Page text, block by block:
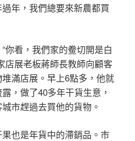
年，我們總要來新農都買
你看，我們家的鲞切開是白
展老板蔣師長教師向顧客
滿店展。早上6點多，他就
，做了40多年干貨生意，
市趕過去買他的貨物。
也是年貨中的滯銷品。市